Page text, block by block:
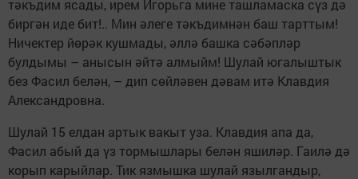
тәкъдим ясады, ирем Игорьга мине ташламаска сүз дә
биргән иде бит!.. Мин әлеге тәкъдимнән баш тарттым!
Ничектер йөрәк кушмады, әллә башка сәбәпләр
булдымы – анысын әйтә алмыйм! Шулай югалыштык
без Фасил белән, – дип сөйләвен дәвам итә Клавдия
Александровна.
Шулай 15 елдан артык вакыт уза. Клавдия апа да,
Фасил абый да үз тормышлары белән яшиләр. Гаилә дә
корып карыйлар. Тик язмышка шулай язылгандыр,